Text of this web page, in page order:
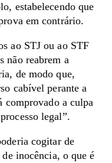
estabelecendo que
em contrário.
ao STJ ou ao STF
não reabrem a
de modo que,
cabível perante a
comprovado a culpa
legal”.
cogitar de
inocência, o que é